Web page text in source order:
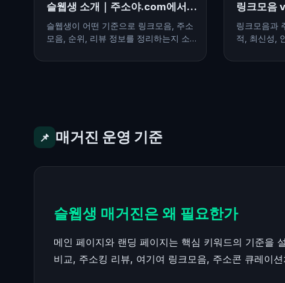
슬웹생 소개｜주소야.com에서
링크모음과 주소모음을 읽는 방법
슬웹생이 어떤 기준으로 링크모음, 주소
모음, 순위, 리뷰 정보를 정리하는지 소
링크모음
활용법, 검
링크모음과
적, 최신성,
거진 가이드
📌 매거진 운영 기준
슬웹생 매거진은 왜 필요한가
메인 페이지와 랜딩 페이지는 핵심 키워드의 기준을
비교, 주소킹 리뷰, 여기여 링크모음, 주소콘 큐레이